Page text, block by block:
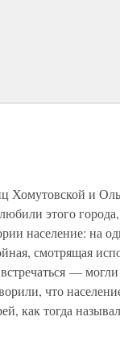
Хомутовской и
этого
население: на
смотрящая
—
что
как тогда